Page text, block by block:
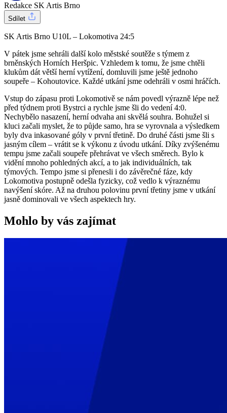
Redakce SK Artis Brno
Sdílet
SK Artis Brno U10L – Lokomotiva 24:5
V pátek jsme sehráli další kolo městské soutěže s týmem z
brněnských Horních Heršpic. Vzhledem k tomu, že jsme chtěli
klukům dát větší herní vytížení, domluvili jsme ještě jednoho
soupeře – Kohoutovice. Každé utkání jsme odehráli v osmi hráčích.
Vstup do zápasu proti Lokomotivě se nám povedl výrazně lépe než
před týdnem proti Bystrci a rychle jsme šli do vedení 4:0.
Nechybělo nasazení, herní odvaha ani skvělá souhra. Bohužel si
kluci začali myslet, že to půjde samo, hra se vyrovnala a výsledkem
byly dva inkasované góly v první třetině. Do druhé části jsme šli s
jasným cílem – vrátit se k výkonu z úvodu utkání. Díky zvýšenému
tempu jsme začali soupeře přehrávat ve všech směrech. Bylo k
vidění mnoho pohledných akcí, a to jak individuálních, tak
týmových. Tempo jsme si přenesli i do závěrečné fáze, kdy
Lokomotiva postupně odešla fyzicky, což vedlo k výraznému
navýšení skóre. Až na druhou polovinu první třetiny jsme v utkání
jasně dominovali ve všech aspektech hry.
Mohlo by vás zajímat